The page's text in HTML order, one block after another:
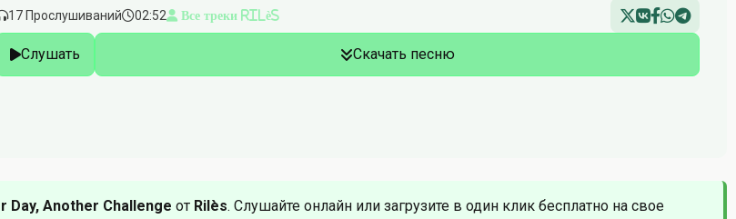
17 Прослушиваний 02:52 Все треки Rilès
Слушать Скачать песню
Day, Another Challenge от Rilès. Слушайте онлайн или загрузите в один клик бесплатно на свое